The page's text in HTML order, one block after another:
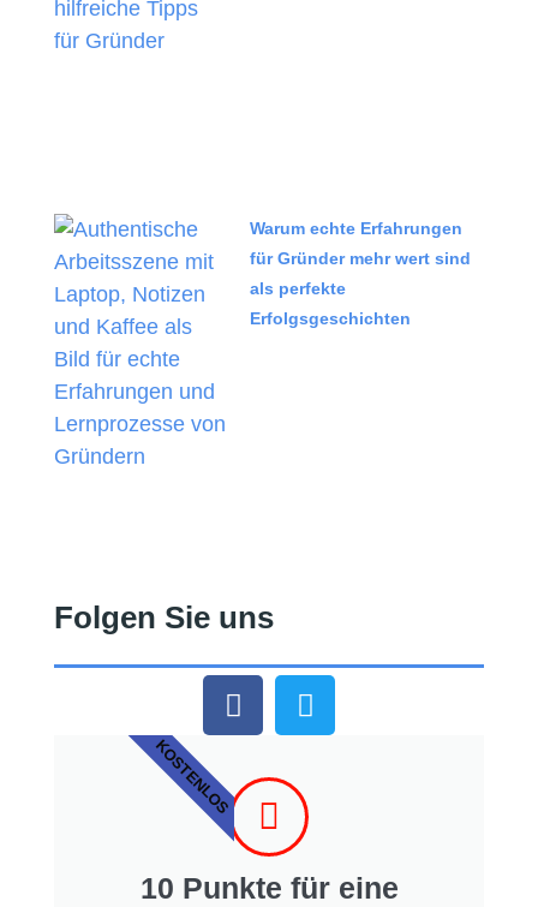
Warum echte Erfahrungen
für Gründer mehr wert sind
als perfekte
Erfolgsgeschichten
Folgen Sie uns
10 Punkte für eine
KOSTENLOS